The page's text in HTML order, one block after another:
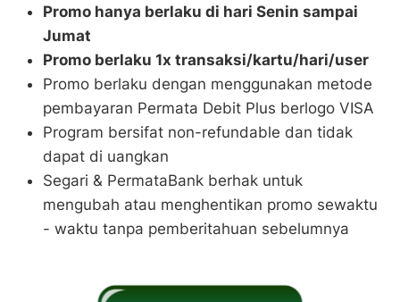
Promo hanya berlaku di hari Senin sampai
Jumat
Promo berlaku 1x transaksi/kartu/hari/user
Promo berlaku dengan menggunakan metode
pembayaran Permata Debit Plus berlogo VISA
Program bersifat non-refundable dan tidak
dapat di uangkan
Segari & PermataBank berhak untuk
mengubah atau menghentikan promo sewaktu
- waktu tanpa pemberitahuan sebelumnya